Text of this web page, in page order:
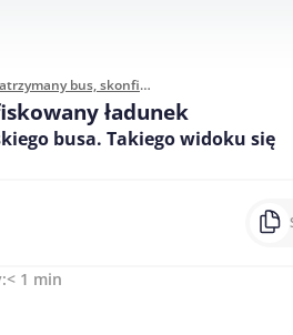
Zatrzymany bus, skonfiskowany ładunek
ładunek
busa. Takiego widoku się
< 1 min